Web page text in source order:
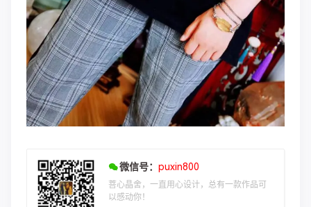
微信号： puxin800
菩心晶舍，一直用心设计，总有一款作品可
以感动你！